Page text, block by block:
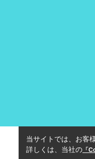
当サイトでは、お客
詳しくは、当社の 「